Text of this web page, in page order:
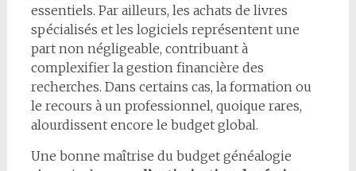
essentiels. Par ailleurs, les achats de livres
spécialisés et les logiciels représentent une
part non négligeable, contribuant à
complexifier la gestion financière des
recherches. Dans certains cas, la formation ou
le recours à un professionnel, quoique rares,
alourdissent encore le budget global.
Une bonne maîtrise du budget généalogie